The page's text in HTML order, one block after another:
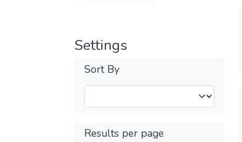
Settings
Sort By
Results per page